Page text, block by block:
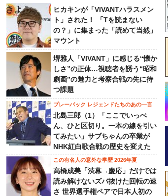
ヒカキンが「VIVANTハラスメン
ト」された！ 「Tを読まない
の？」に集まった「読めて当然」
マウント
堺雅人「VIVANT」に感じる“懐か
しさ”の正体…視聴者を誘う“昭和
劇画”の魅力と考察合戦の先に待
つ課題
プレーバック レジェンドたちのあの一言
北島三郎（1）「ここでいっぺ
ん、ひと区切り。一本の線を引い
てみたい」サブちゃんの卒業が
NHK紅白歌合戦の歴史を変えた
この有名人の意外な学歴 2026年夏
高橋成美「渋幕→慶応」だけでは
読み解けないズバ抜けた回転の速
さ 世界選手権ペアで日本人初の